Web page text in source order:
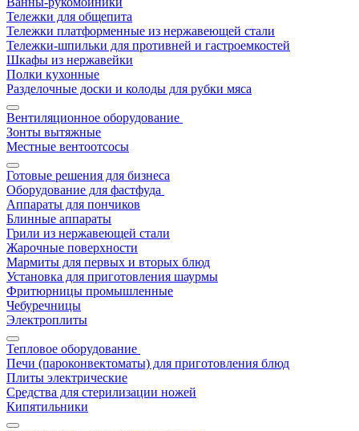
Тележки для общепита
Тележки платформенные из нержавеющей стали
Тележки-шпильки для противней и гастроемкостей
Шкафы из нержавейки
Полки кухонные
Разделочные доски и колоды для рубки мяса
Вентиляционное оборудование
Зонты вытяжные
Местные вентоотсосы
Готовые решения для бизнеса
Оборудование для фастфуда
Аппараты для пончиков
Блинные аппараты
Грили из нержавеющей стали
Жарочные поверхности
Мармиты для первых и вторых блюд
Установка для приготовления шаурмы
Фритюрницы промышленные
Чебуречницы
Электроплиты
Тепловое оборудование
Печи (пароконвектоматы) для приготовления блюд
Плиты электрические
Средства для стерилизации ножей
Кипятильники